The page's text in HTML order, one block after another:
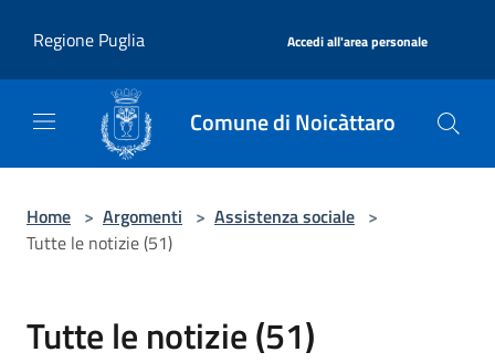
Regione Puglia
Accedi all'area personale
Comune di Noicàttaro
Home > Argomenti > Assistenza sociale >
Tutte le notizie (51)
Tutte le notizie (51)